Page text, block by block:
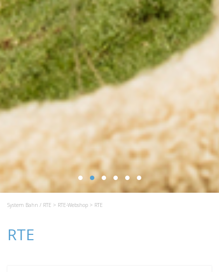
System Bahn / RTE > RTE-Webshop > RTE
RTE